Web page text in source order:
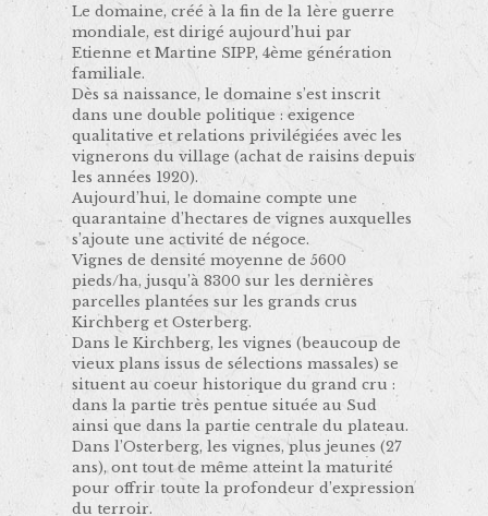
Le domaine, créé à la fin de la 1ère guerre
mondiale, est dirigé aujourd’hui par
Etienne et Martine SIPP, 4ème génération
familiale.
Dès sa naissance, le domaine s’est inscrit
dans une double politique : exigence
qualitative et relations privilégiées avec les
vignerons du village (achat de raisins depuis
les années 1920).
Aujourd’hui, le domaine compte une
quarantaine d’hectares de vignes auxquelles
s’ajoute une activité de négoce.
Vignes de densité moyenne de 5600
pieds/ha, jusqu’à 8300 sur les dernières
parcelles plantées sur les grands crus
Kirchberg et Osterberg.
Dans le Kirchberg, les vignes (beaucoup de
vieux plans issus de sélections massales) se
situent au coeur historique du grand cru :
dans la partie très pentue située au Sud
ainsi que dans la partie centrale du plateau.
Dans l’Osterberg, les vignes, plus jeunes (27
ans), ont tout de même atteint la maturité
pour offrir toute la profondeur d’expression
du terroir.